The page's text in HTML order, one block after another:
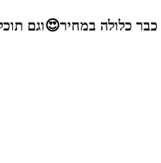
כבר כלולה במחיר😍וגם